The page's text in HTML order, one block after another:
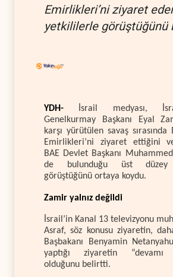
Emirlikleri’ni ziyaret
yetkililerle görüştüğünü
YDH- İsrail medyası,
Genelkurmay Başkanı Eyal
karşı yürütülen savaş
Emirlikleri’ni ziyaret ettiğini
BAE Devlet Başkanı
de bulunduğu üst düzey
görüştüğünü ortaya koydu.
Zamir yalnız değildi
İsrail’in Kanal 13 televizyonu
Asraf, söz konusu ziyaretin,
Başbakanı Benyamin
yaptığı ziyaretin “devamı
olduğunu belirtti.